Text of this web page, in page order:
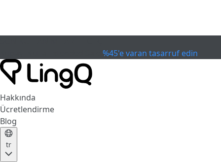
%45'e varan tasarruf edin
Hakkında
Ücretlendirme
Blog
tr